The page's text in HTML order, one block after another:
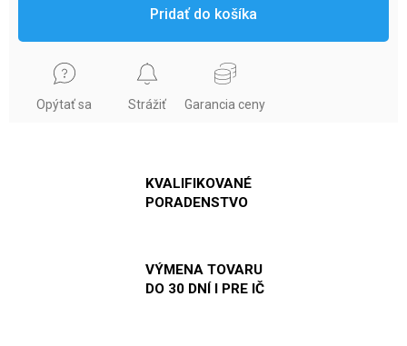
Pridať do košíka
Opýtať sa Strážiť Garancia ceny
KVALIFIKOVANÉ
PORADENSTVO
VÝMENA TOVARU
DO 30 DNÍ I PRE IČ